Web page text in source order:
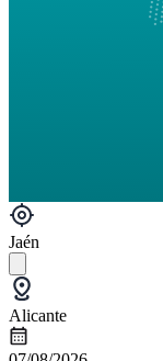
Jaén
Alicante